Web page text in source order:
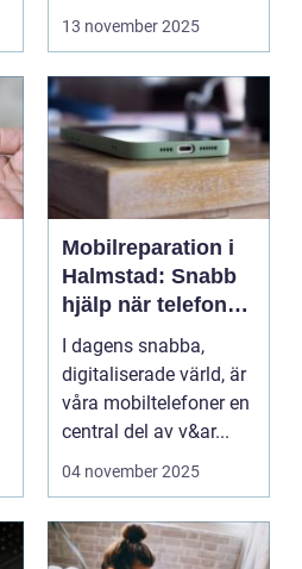
13 november 2025
Mobilreparation i
Halmstad: Snabb
hjälp när telefonen
gått sönder
I dagens snabba,
digitaliserade värld, är
våra mobiltelefoner en
central del av v&ar...
04 november 2025